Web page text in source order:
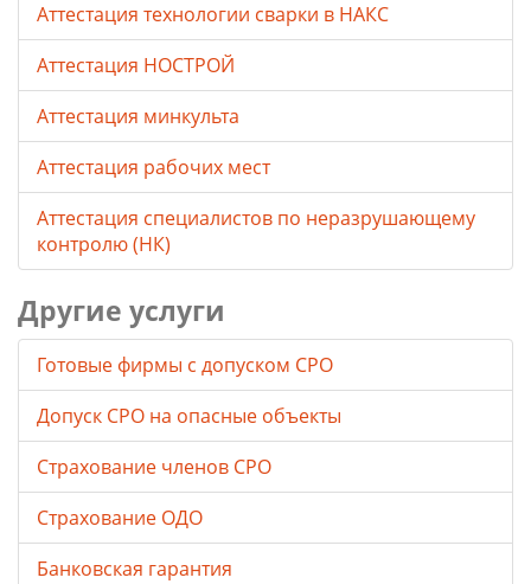
Аттестация технологии сварки в НАКС
Аттестация НОСТРОЙ
Аттестация минкульта
Аттестация рабочих мест
Аттестация специалистов по неразрушающему
контролю (НК)
Другие услуги
Готовые фирмы с допуском СРО
Допуск СРО на опасные объекты
Страхование членов СРО
Страхование ОДО
Банковская гарантия